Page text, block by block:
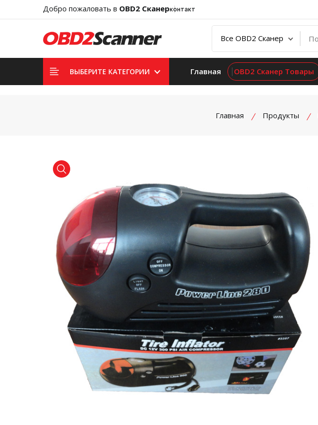
Добро пожаловать в OBD2 Сканерконтакт
ВЫБЕРИТЕ КАТЕГОРИИ Главная OBD2 Сканер Товары
Главная Продукты
product view